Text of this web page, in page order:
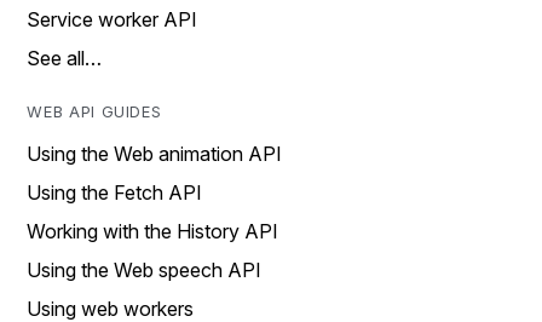
Service worker API
See all…
WEB API GUIDES
Using the Web animation API
Using the Fetch API
Working with the History API
Using the Web speech API
Using web workers